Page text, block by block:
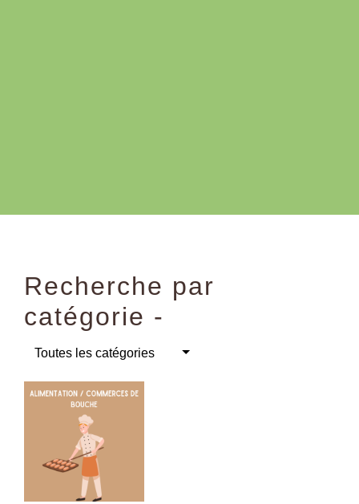
Recherche par
catégorie -
Toutes les catégories